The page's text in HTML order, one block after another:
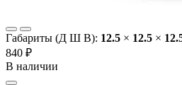
Габариты (Д Ш В): 12.5 × 12.5 ×
840 ₽
В наличии